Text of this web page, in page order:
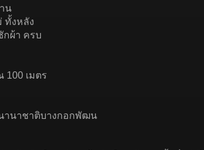
น
ทั้งหลัง
กผ้า ครบ
100 เมตร
านาชาติบางกอกพัฒน